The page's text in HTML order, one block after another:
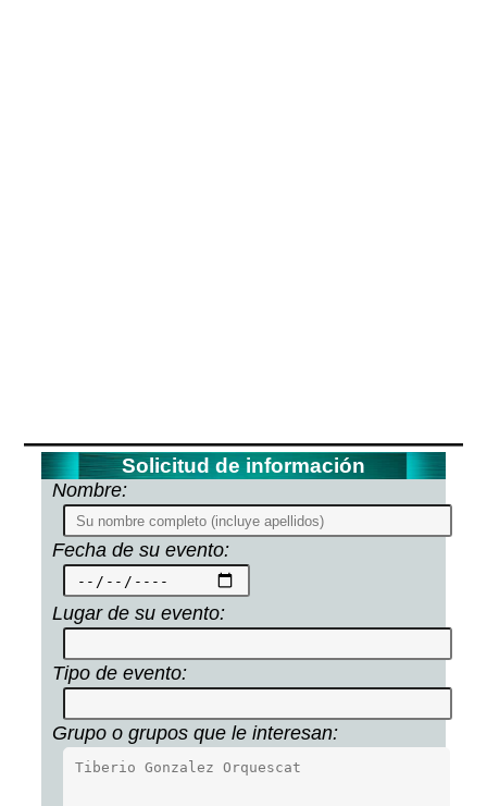
Solicitud de información
Nombre:
Fecha de su evento:
Lugar de su evento:
Tipo de evento:
Grupo o grupos que le interesan: